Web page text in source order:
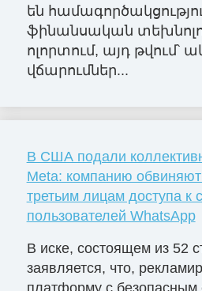
են
ֆինանսական
ոլորտում, այդ թվում՝
վճարումներ...
В США подали
Meta: компанию
третьим лицам доступа к
пользователей WhatsApp
В иске, состоящем из 52
заявляется, что,